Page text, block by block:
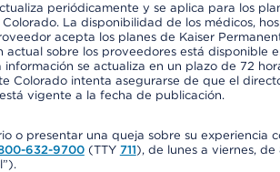
periódicamente y se aplica para los
La disponibilidad de los médicos,
acepta los planes de Kaiser
sobre los proveedores está disponible
se actualiza en un plazo de 72
Colorado intenta asegurarse de que el
vigente a la fecha de publicación.
o presentar una queja sobre su experiencia
632-9700(TTY 711), de lunes a viernes, de